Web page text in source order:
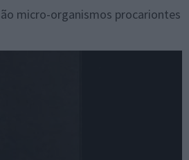
micro-organismos procariontes